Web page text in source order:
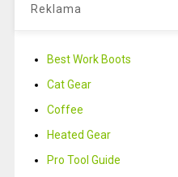
Reklama
Best Work Boots
Cat Gear
Coffee
Heated Gear
Pro Tool Guide